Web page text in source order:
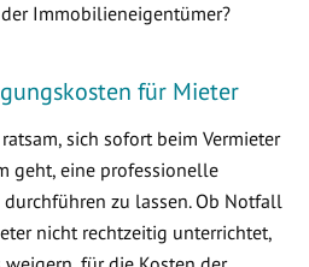
Immobilieneigentümer?
für Mieter
sich sofort beim Vermieter
geht, eine professionelle
zu lassen. Ob Notfall
nicht rechtzeitig unterrichtet,